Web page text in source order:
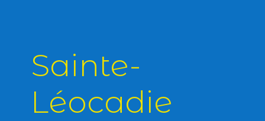
Sainte-
Léocadie